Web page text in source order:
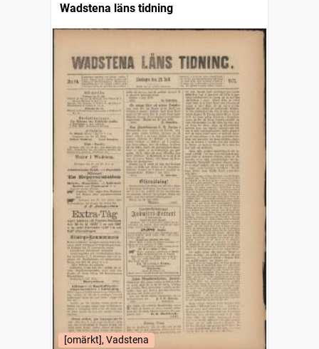
Wadstena läns tidning
[omärkt], Vadstena